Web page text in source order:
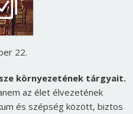
22.
környezetének tárgyait.
az élet élvezetének
és szépség között, biztos